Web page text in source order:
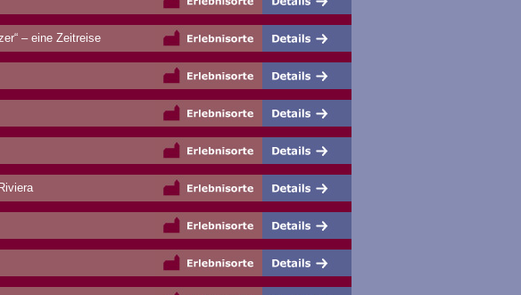
– eine Zeitreise